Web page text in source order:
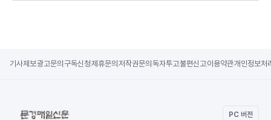
기사제보광고문의 구독신청제휴문의 저작권문의 독자투고불편신고이용약관개인정보처
PC 버전